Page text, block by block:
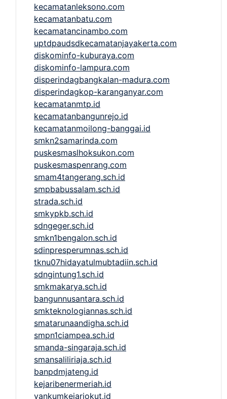
kecamatanleksono.com
kecamatanbatu.com
kecamatancinambo.com
uptdpaudsdkecamatanjayakerta.com
diskominfo-kuburaya.com
diskominfo-lampura.com
disperindagbangkalan-madura.com
disperindagkop-karanganyar.com
kecamatanmtp.id
kecamatanbangunrejo.id
kecamatanmoilong-banggai.id
smkn2samarinda.com
puskesmaslhoksukon.com
puskesmaspenrang.com
smam4tangerang.sch.id
smpbabussalam.sch.id
strada.sch.id
smkypkb.sch.id
sdngeger.sch.id
smkn1bengalon.sch.id
sdinpresperumnas.sch.id
tknu07hidayatulmubtadiin.sch.id
sdngintung1.sch.id
smkmakarya.sch.id
bangunnusantara.sch.id
smkteknologiannas.sch.id
smatarunaandigha.sch.id
smpn1ciampea.sch.id
smanda-singaraja.sch.id
smansaliliriaja.sch.id
banpdmjateng.id
kejaribenermeriah.id
yankumkejariokut.id